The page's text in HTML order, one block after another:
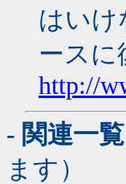
はいけ
ースに
http://
- 関連一
ます）